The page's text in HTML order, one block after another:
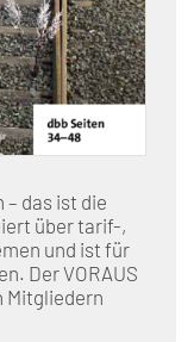
das ist die
über tarif-,
und ist für
Der VORAUS
Mitgliedern